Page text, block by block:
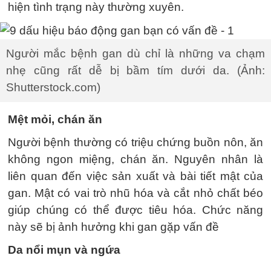
hiện tình trạng này thường xuyên.
Người mắc bệnh gan dù chỉ là những va chạm
nhẹ cũng rất dễ bị bầm tím dưới da. (Ảnh:
Shutterstock.com)
Mệt mỏi, chán ăn
Người bệnh thường có triệu chứng buồn nôn, ăn
không ngon miệng, chán ăn. Nguyên nhân là
liên quan đến việc sản xuất và bài tiết mật của
gan. Mật có vai trò nhũ hóa và cắt nhỏ chất béo
giúp chúng có thể được tiêu hóa. Chức năng
này sẽ bị ảnh hưởng khi gan gặp vấn đề
Da nổi mụn và ngứa